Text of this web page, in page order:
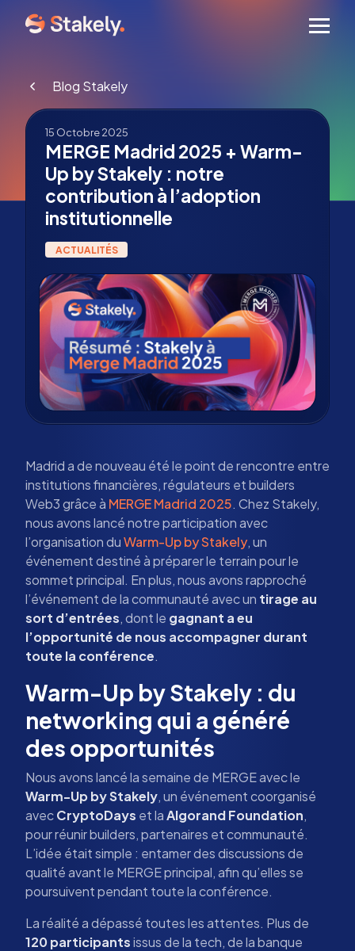
Blog Stakely
15 Octobre 2025
MERGE Madrid 2025 + Warm-
Up by Stakely : notre
contribution à l’adoption
institutionnelle
ACTUALITÉS
Madrid a de nouveau été le point de rencontre entre
institutions financières, régulateurs et builders
Web3 grâce à MERGE Madrid 2025. Chez Stakely,
nous avons lancé notre participation avec
l’organisation duWarm-Up by Stakely, un
événement destiné à préparer le terrain pour le
sommet principal. En plus, nous avons rapproché
l’événement de la communauté avec un tirage au
sort d’entrées, dont le gagnant a eu
l’opportunité de nous accompagner durant
toute la conférence.
Warm-Up by Stakely : du
networking qui a généré
des opportunités
Nous avons lancé la semaine de MERGE avec le
Warm-Up by Stakely, un événement coorganisé
avecCryptoDays et laAlgorand Foundation,
pour réunir builders, partenaires et communauté.
L’idée était simple : entamer des discussions de
qualité avant le MERGE principal, afin qu’elles se
poursuivent pendant toute la conférence.
La réalité a dépassé toutes les attentes. Plus de
120 participantsissus de la tech, de la banque